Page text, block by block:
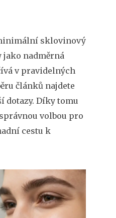
sklovinový
jako nadměrná
v pravidelných
článků najdete
dotazy. Díky tomu
volbou pro
cestu k